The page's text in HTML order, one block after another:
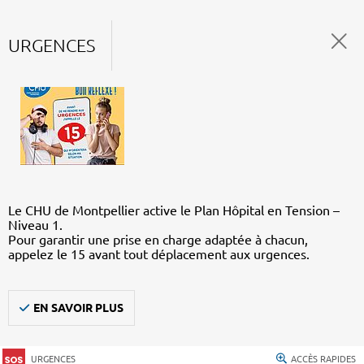
URGENCES
Le CHU de Montpellier active le Plan Hôpital en Tension –
Niveau 1.
Pour garantir une prise en charge adaptée à chacun,
appelez le 15 avant tout déplacement aux urgences.
EN SAVOIR PLUS
URGENCES ACCÈS RAPIDES